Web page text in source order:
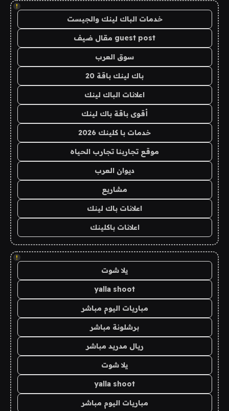
!
خدمات الباك لينك والجيست
guest post مقال ضيف
سوق العرب
باك لينك باقة 20
اعلانات الباك لينك
أقوى باقة باك لينك
خدمات با كلينك 2026
موقع تجاربنا تجارب الحياه
ديوان العرب
مشاريع
اعلانات باك لينك
اعلانات باكلينك
!
يلا شوت
yalla shoot
مباريات اليوم مباشر
برشلونة مباشر
ريال مدريد مباشر
يلا شوت
yalla shoot
مباريات اليوم مباشر